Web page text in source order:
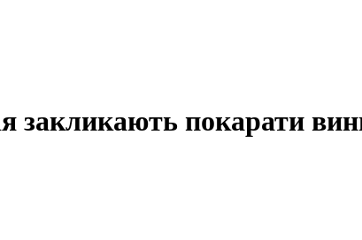
покарати